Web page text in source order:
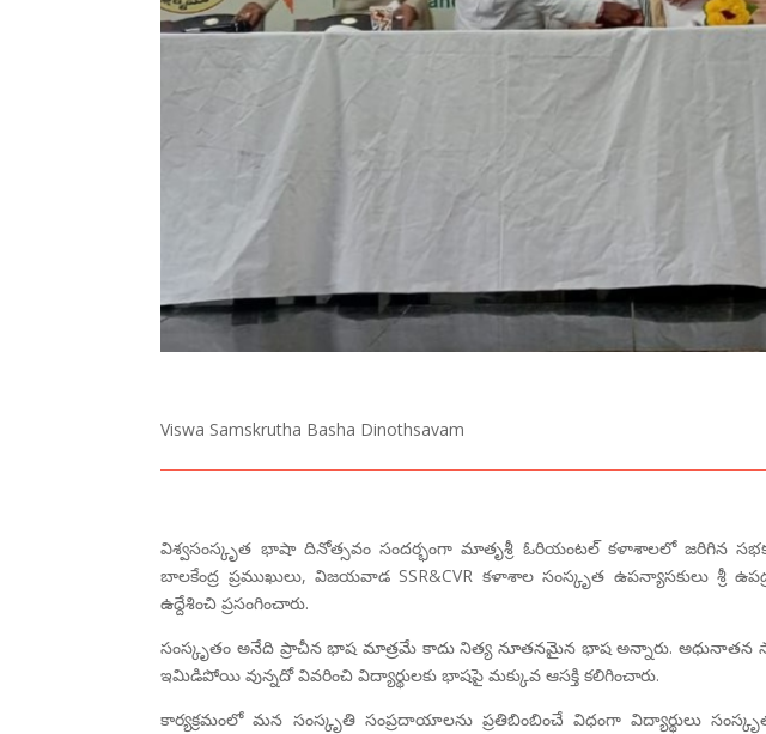
Viswa Samskrutha Basha Dinothsavam
విశ్వసంస్కృత భాషా దినోత్సవం సందర్భంగా మాతృశ్రీ ఓరియంటల్ కళాశాలలో జరిగిన
బాలకేంద్ర ప్రముఖులు, విజయవాడ SSR&CVR కళాశాల సంస్కృత ఉపన్యాసకులు శ్రీ
ఉద్దేశించి ప్రసంగించారు.
సంస్కృతం అనేది ప్రాచీన భాష మాత్రమే కాదు నిత్య నూతనమైన భాష అన్నారు. అధునాతన
ఇమిడిపోయి వున్నదో వివరించి విద్యార్థులకు భాషపై మక్కువ ఆసక్తి కలిగించారు.
కార్యక్రమంలో మన సంస్కృతి సంప్రదాయాలను ప్రతిబింబించే విధంగా విద్యార్థులు